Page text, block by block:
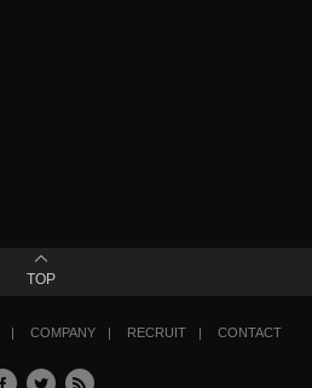
TOP
COMPANY RECRUIT CONTACT